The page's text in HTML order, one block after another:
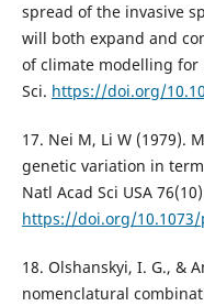
spread of the invasive
will both expand and
of climate modelling for
Sci. https://doi.org/
17. Nei M, Li W (1979).
genetic variation in
Natl Acad Sci USA
https://doi.org/10.1073/
18. Olshanskyi, I. G., &
nomenclatural